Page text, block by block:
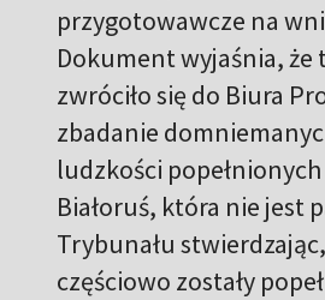
przygotowawcze na
Dokument wyjaśnia, że
zwróciło się do Biura
zbadanie
ludzkości
Białoruś, która nie jest
Trybunału
częściowo zostały